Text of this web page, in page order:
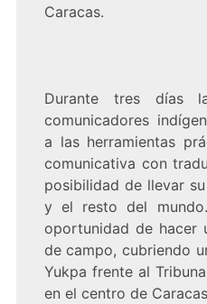
Caracas.
Durante tres días
comunicadores
a las herramientas
comunicativa con
posibilidad de llevar
y el resto del
oportunidad de hacer
de campo, cubriendo
Yukpa frente al
en el centro de